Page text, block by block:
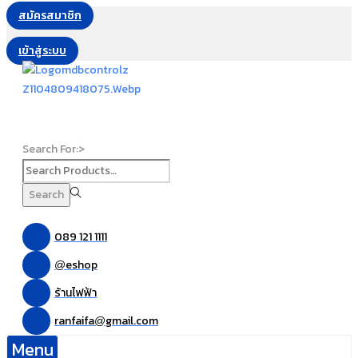
สมัครสมาชิก
เข้าสู่ระบบ
Search For:>
Search
089 121 1111
@eshop
ร้านไฟฟ้า
ranfaifa@gmail.com
Menu